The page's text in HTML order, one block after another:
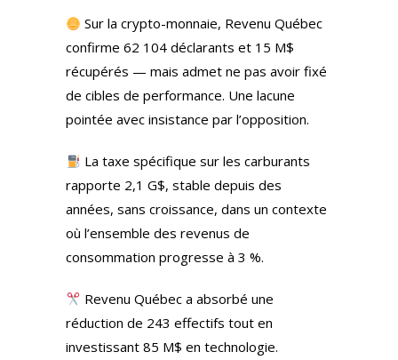
Sur la crypto-monnaie, Revenu Québec
confirme 62 104 déclarants et 15 M$
récupérés — mais admet ne pas avoir fixé
de cibles de performance. Une lacune
pointée avec insistance par l’opposition.
La taxe spécifique sur les carburants
rapporte 2,1 G$, stable depuis des
années, sans croissance, dans un contexte
où l’ensemble des revenus de
consommation progresse à 3 %.
Revenu Québec a absorbé une
réduction de 243 effectifs tout en
investissant 85 M$ en technologie.